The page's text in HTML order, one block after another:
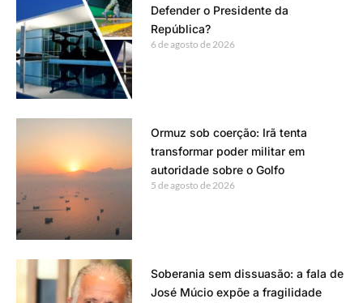
Defender o Presidente da
República?
6 de agosto de 2026
Ormuz sob coerção: Irã tenta
transformar poder militar em
autoridade sobre o Golfo
5 de agosto de 2026
Soberania sem dissuasão: a fala de
José Múcio expõe a fragilidade